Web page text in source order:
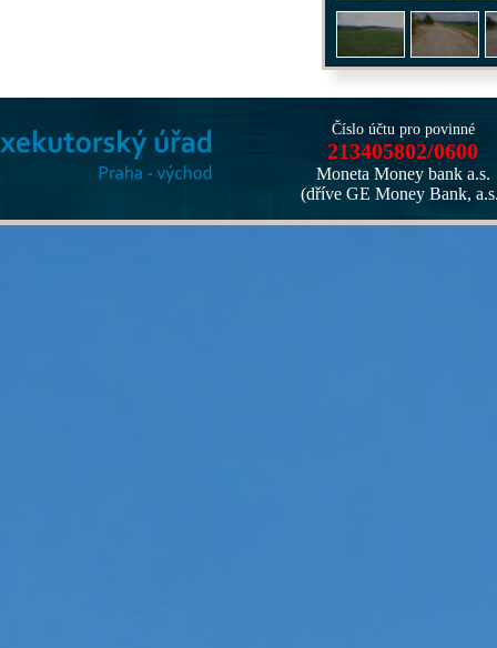
Číslo účtu pro povinné
213405802/0600
Moneta Money bank a.s.
(dříve GE Money Bank,